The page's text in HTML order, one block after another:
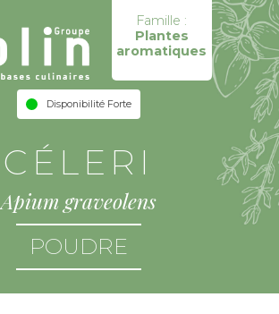
Famille :
Plantes
aromatiques
Disponibilité Forte
CÉLERI
Apium graveolens
POUDRE